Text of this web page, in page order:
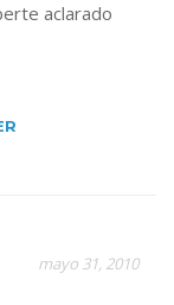
aclarado
mayo 31, 2010